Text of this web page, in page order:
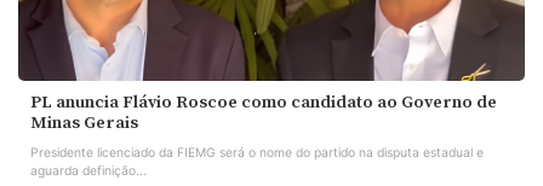
PL anuncia Flávio Roscoe como candidato ao Governo de
Minas Gerais
Presidente licenciado da FIEMG será o nome do partido na disputa estadual e
aguarda definição...